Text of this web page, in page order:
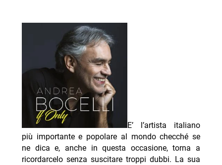
E’ l’artista italiano
più importante e popolare al mondo checché se
ne dica e, anche in questa occasione, torna a
ricordarcelo senza suscitare troppi dubbi. La sua